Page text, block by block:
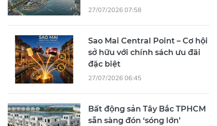
27/07/2026 07:58
Sao Mai Central Point – Cơ hội
sở hữu với chính sách ưu đãi
đặc biệt
27/07/2026 06:45
Bất động sản Tây Bắc TPHCM
sẵn sàng đón ‘sóng lớn’